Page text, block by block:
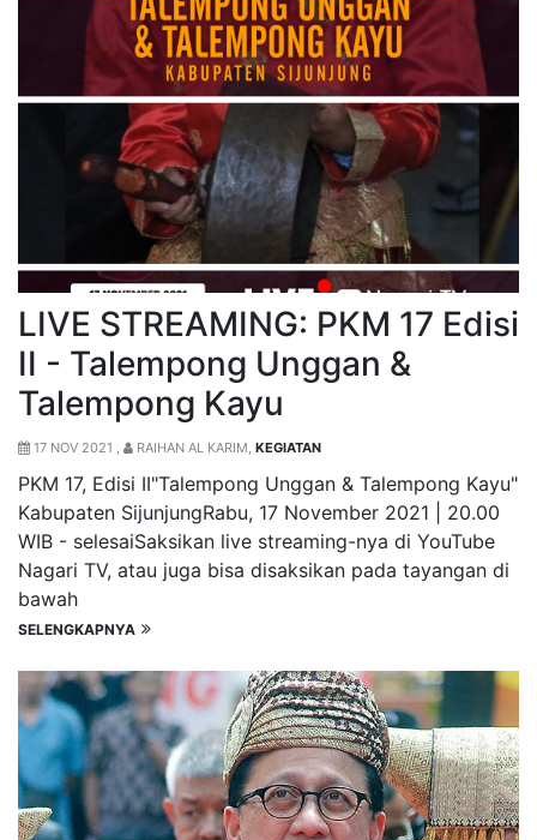
LIVE STREAMING: PKM 17 Edisi
II - Talempong Unggan &
Talempong Kayu
17 NOV 2021 , RAIHAN AL KARIM, KEGIATAN
PKM 17, Edisi II"Talempong Unggan & Talempong Kayu"
Kabupaten SijunjungRabu, 17 November 2021 | 20.00
WIB - selesaiSaksikan live streaming-nya di YouTube
Nagari TV, atau juga bisa disaksikan pada tayangan di
bawah
SELENGKAPNYA